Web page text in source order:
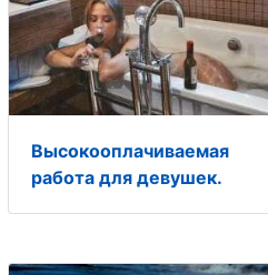
Высокооплачиваемая
работа для девушек.